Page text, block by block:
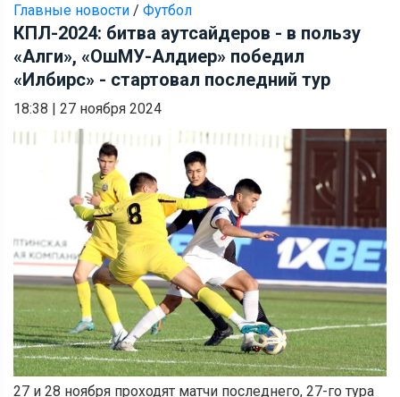
Главные новости / Футбол
КПЛ-2024: битва аутсайдеров - в пользу
«Алги», «ОшМУ-Алдиер» победил
«Илбирс» - стартовал последний тур
18:38 | 27 ноября 2024
27 и 28 ноября проходят матчи последнего, 27-го тура